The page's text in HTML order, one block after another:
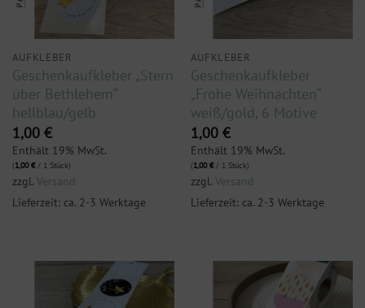
AUFKLEBER
Geschenkaufkleber „Stern
über Bethlehem“
hellblau/gelb
1,00 €
Enthält 19% MwSt.
(1,00€/ 1 Stück)
zzgl. Versand
Lieferzeit: ca. 2-3 Werktage
AUFKLEBER
Geschenkaufkleber
„Frohe Weihnachten“
weiß/gold, 6 Motive
1,00 €
Enthält 19% MwSt.
(1,00€/ 1 Stück)
zzgl. Versand
Lieferzeit: ca. 2-3 Werktage